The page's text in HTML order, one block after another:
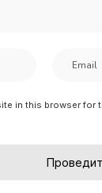
in this browser for